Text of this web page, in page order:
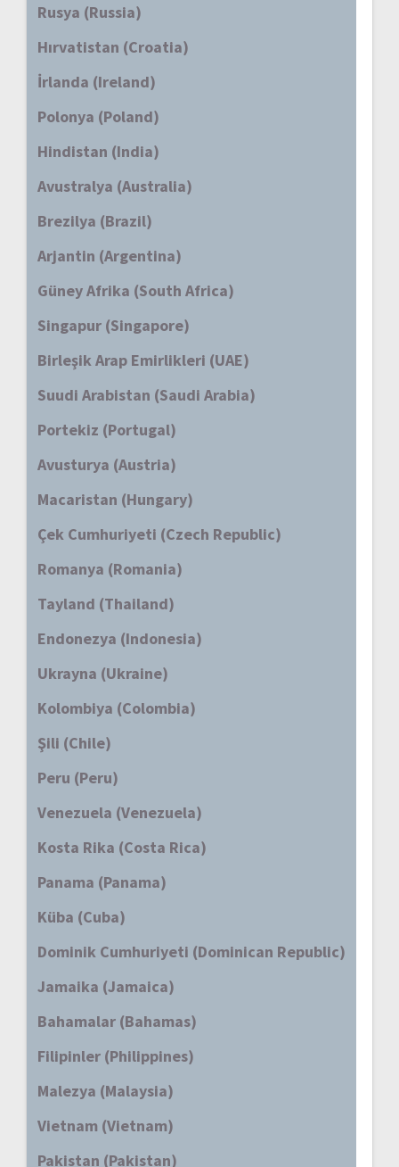
Rusya (Russia)
Hırvatistan (Croatia)
İrlanda (Ireland)
Polonya (Poland)
Hindistan (India)
Avustralya (Australia)
Brezilya (Brazil)
Arjantin (Argentina)
Güney Afrika (South Africa)
Singapur (Singapore)
Birleşik Arap Emirlikleri (UAE)
Suudi Arabistan (Saudi Arabia)
Portekiz (Portugal)
Avusturya (Austria)
Macaristan (Hungary)
Çek Cumhuriyeti (Czech Republic)
Romanya (Romania)
Tayland (Thailand)
Endonezya (Indonesia)
Ukrayna (Ukraine)
Kolombiya (Colombia)
Şili (Chile)
Peru (Peru)
Venezuela (Venezuela)
Kosta Rika (Costa Rica)
Panama (Panama)
Küba (Cuba)
Dominik Cumhuriyeti (Dominican Republic)
Jamaika (Jamaica)
Bahamalar (Bahamas)
Filipinler (Philippines)
Malezya (Malaysia)
Vietnam (Vietnam)
Pakistan (Pakistan)